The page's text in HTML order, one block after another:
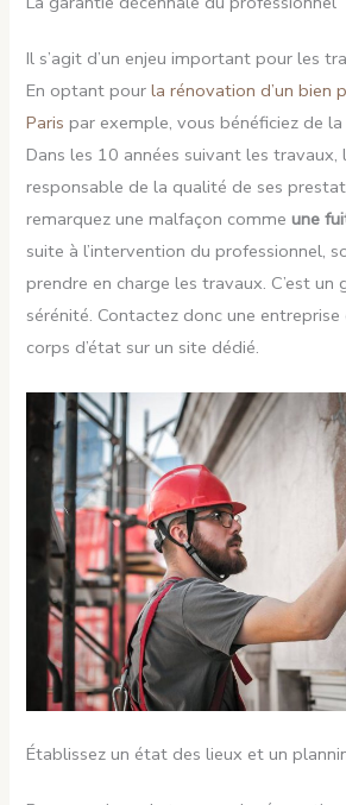
Il s’agit d’un enjeu important pour les
En optant pourla rénovation d’un bien
Paris par exemple, vous bénéficiez de
Dans les 10 années suivant les travaux,
responsable de la qualité de ses
remarquez une malfaçon comme une
suite à l’intervention du professionnel,
prendre en charge les travaux. C’est
sérénité. Contactez donc une
corps d’état sur un site dédié.
Établissez un état des lieux et un